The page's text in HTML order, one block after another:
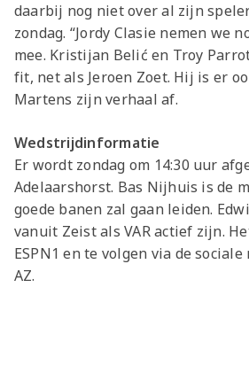
daarbij nog niet over al zijn
zondag. “Jordy Clasie nemen we
mee. Kristijan Belić en Troy
fit, net als Jeroen Zoet. Hij is er
Martens zijn verhaal af.
Wedstrijdinformatie
Er wordt zondag om 14:30 uur
Adelaarshorst. Bas Nijhuis is de
goede banen zal gaan leiden.
vanuit Zeist als VAR actief zijn.
ESPN1 en te volgen via de
AZ.